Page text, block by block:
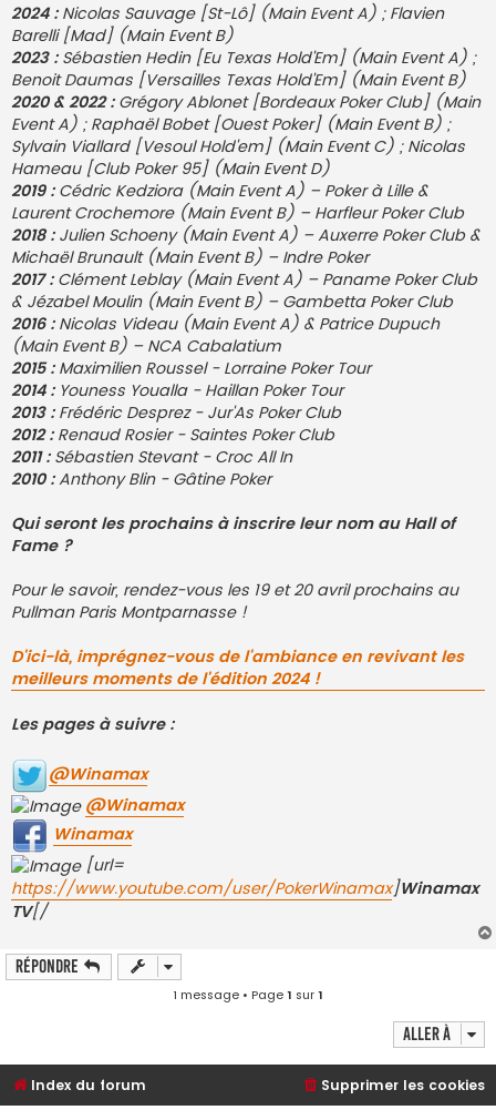
2024 :Nicolas Sauvage [St-Lô] (Main Event A) ; Flavien
Barelli [Mad] (Main Event B)
2023 :Sébastien Hedin [Eu Texas Hold'Em] (Main Event A) ;
Benoit Daumas [Versailles Texas Hold'Em] (Main Event B)
2020 & 2022 :Grégory Ablonet [Bordeaux Poker Club] (Main
Event A) ; Raphaël Bobet [Ouest Poker] (Main Event B) ;
Sylvain Viallard [Vesoul Hold'em] (Main Event C) ; Nicolas
Hameau [Club Poker 95] (Main Event D)
2019 :Cédric Kedziora (Main Event A) – Poker à Lille &
Laurent Crochemore (Main Event B) – Harfleur Poker Club
2018 :Julien Schoeny (Main Event A) – Auxerre Poker Club &
Michaël Brunault (Main Event B) – Indre Poker
2017 :Clément Leblay (Main Event A) – Paname Poker Club
& Jézabel Moulin (Main Event B) – Gambetta Poker Club
2016 :Nicolas Videau (Main Event A) & Patrice Dupuch
(Main Event B) – NCA Cabalatium
2015 :Maximilien Roussel - Lorraine Poker Tour
2014 :Youness Youalla - Haillan Poker Tour
2013 :Frédéric Desprez - Jur'As Poker Club
2012 :Renaud Rosier - Saintes Poker Club
2011 :Sébastien Stevant - Croc All In
2010 :Anthony Blin - Gâtine Poker
Qui seront les prochains à inscrire leur nom au Hall of
Fame ?
Pour le savoir, rendez-vous les 19 et 20 avril prochains au
Pullman Paris Montparnasse !
D'ici-là, imprégnez-vous de l'ambiance en revivant les
meilleurs moments de l'édition 2024 !
Les pages à suivre :
@Winamax
@Winamax
Winamax
[url=
https://www.youtube.com/user/PokerWinamax]Winamax
TV[/
Répondre
1 message • Page1 sur1
Aller à
Index du forum Supprimer les cookies